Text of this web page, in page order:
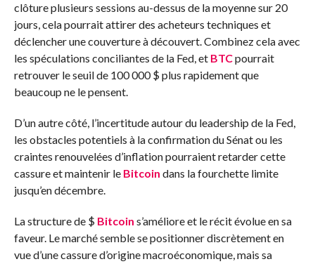
clôture plusieurs sessions au-dessus de la moyenne sur 20
jours, cela pourrait attirer des acheteurs techniques et
déclencher une couverture à découvert. Combinez cela avec
les spéculations conciliantes de la Fed, et BTCpourrait
retrouver le seuil de 100 000 $ plus rapidement que
beaucoup ne le pensent.
D’un autre côté, l’incertitude autour du leadership de la Fed,
les obstacles potentiels à la confirmation du Sénat ou les
craintes renouvelées d’inflation pourraient retarder cette
cassure et maintenir le Bitcoin dans la fourchette limite
jusqu’en décembre.
La structure de $ Bitcoin s’améliore et le récit évolue en sa
faveur. Le marché semble se positionner discrètement en
vue d’une cassure d’origine macroéconomique, mais sa